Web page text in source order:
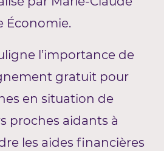
Économie.
l’importance de
gratuit pour
en situation de
proches aidants à
les aides financières